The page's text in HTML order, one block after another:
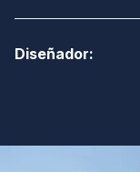
Diseñador: